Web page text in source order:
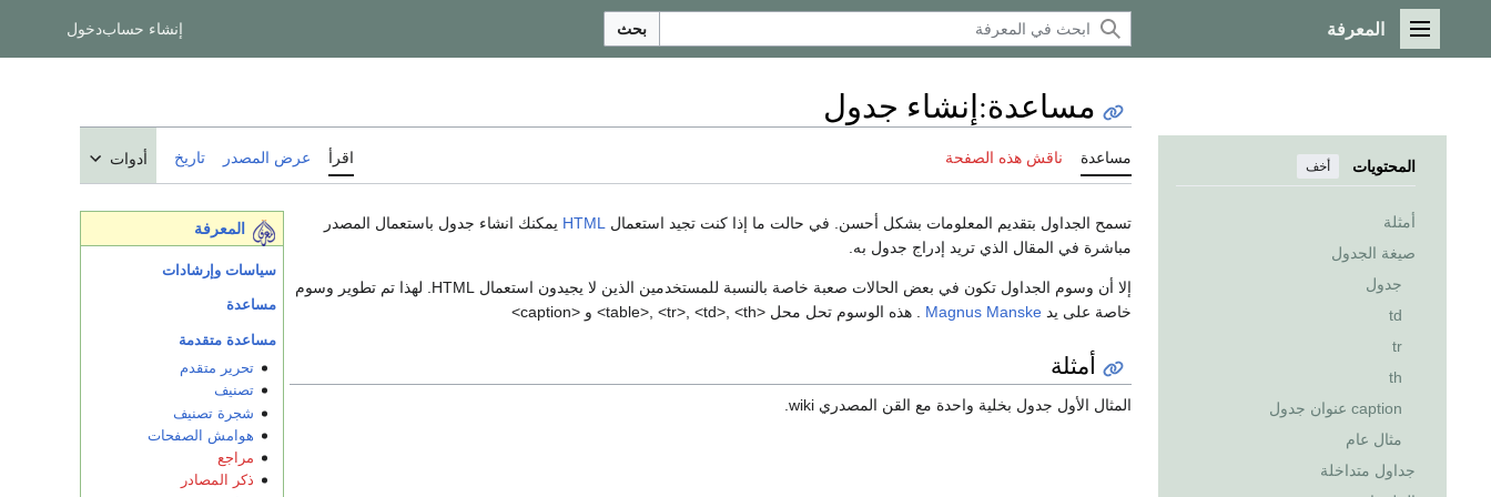
القائمة الرئيسية
المعرفة بحث إنشاء حسابدخول
المحتويات أخف
أمثلة
صيغة الجدول
جدول
td
tr
th
caption عنوان جدول
مثال عام
جداول متداخلة
مساعدة:إنشاء جدول
مساعدة ناقش هذه الصفحة اقرأ عرض المصدر تاريخ أدوات
المعرفة
سياسات وإرشادات
مساعدة
مساعدة متقدمة
تحرير متقدم
تصنيف
شجرة تصنيف
هوامش الصفحات
مراجع
ذكر المصادر
تسمح الجداول بتقديم المعلومات بشكل أحسن. في حالت ما إذا كنت تجيد استعمال HTML يمكنك انشاء جدول باستعمال المصدر
مباشرة في المقال الذي تريد إدراج جدول به.
إلا أن وسوم الجداول تكون في بعض الحالات صعبة خاصة بالنسبة للمستخدمين الذين لا يجيدون استعمال HTML. لهذا تم تطوير وسوم
خاصة على يد Magnus Manske . هذه الوسوم تحل محل <table>, <tr>, <td>, <th> و <caption>
أمثلة
المثال الأول جدول بخلية واحدة مع القن المصدري wiki.